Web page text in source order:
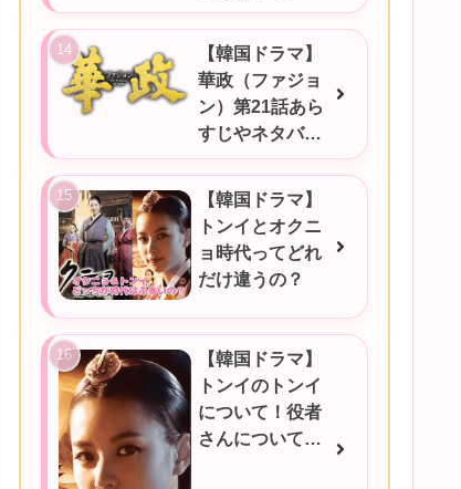
介★
【韓国ドラマ】
華政（ファジョ
ン）第21話あら
すじやネタバ
レ、感想など！
【韓国ドラマ】
トンイとオクニ
ョ時代ってどれ
だけ違うの？
【韓国ドラマ】
トンイのトンイ
について！役者
さんについても